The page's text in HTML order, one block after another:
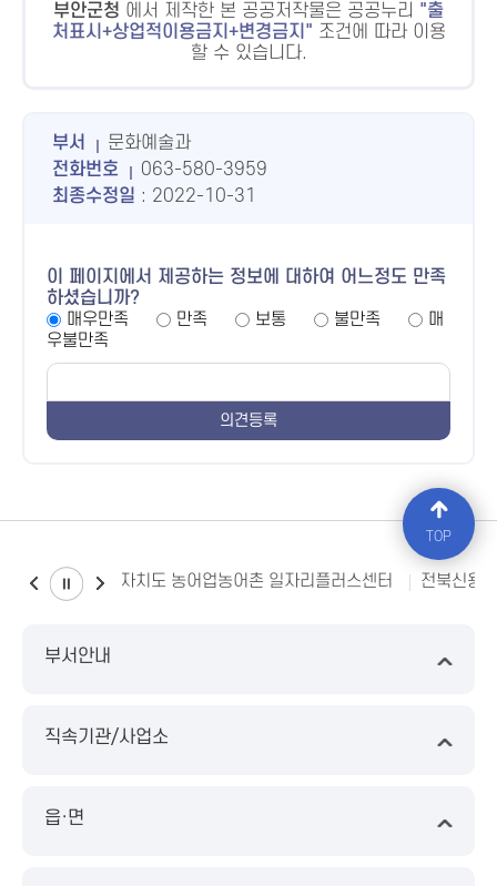
부안군청 에서 제작한 본 공공저작물은 공공누리
출
처표시+상업적이용금지+변경금지
조건에 따라 이용
할 수 있습니다.
부서
문화예술과
전화번호
063-580-3959
최종수정일 : 2022-10-31
이 페이지에서 제공하는 정보에 대하여 어느정도 만족
하셨습니까?
매우만족
만족 보통 불만족
매
우불만족
전북특별자치도 농어업농어촌 일자리플러스센터 전북신용
부서안내
직속기관/사업소
읍·면
TOP